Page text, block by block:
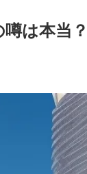
は本当